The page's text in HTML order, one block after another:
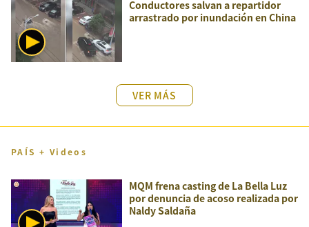
Conductores salvan a repartidor
arrastrado por inundación en China
VER MÁS
PAÍS + Videos
MQM frena casting de La Bella Luz
por denuncia de acoso realizada por
Naldy Saldaña